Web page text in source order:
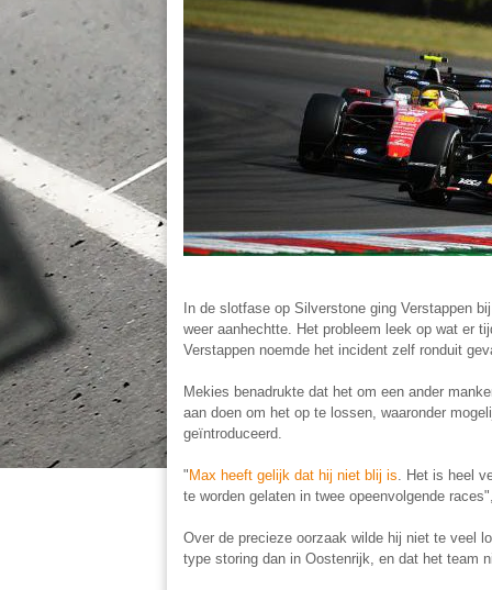
In de slotfase op Silverstone ging Verstappen
weer aanhechtte. Het probleem leek op wat er
Verstappen noemde het incident zelf ronduit
Mekies benadrukte dat het om een ander
aan doen om het op te lossen, waaronder
geïntroduceerd.
"Max heeft gelijk dat hij niet blij is . Het is heel
te worden gelaten in twee opeenvolgende
Over de precieze oorzaak wilde hij niet te veel
type storing dan in Oostenrijk, en dat het team